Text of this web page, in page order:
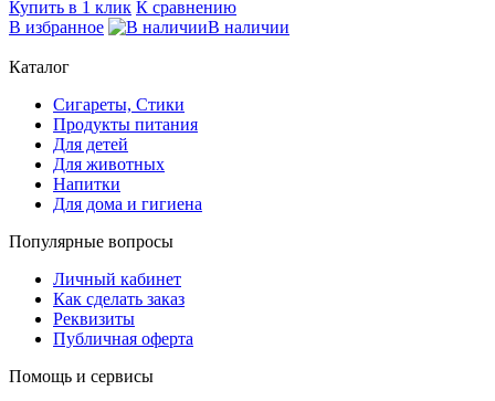
Купить в 1 клик К сравнению
В избранное
В наличии
Каталог
Сигареты, Стики
Продукты питания
Для детей
Для животных
Напитки
Для дома и гигиена
Популярные вопросы
Личный кабинет
Как сделать заказ
Реквизиты
Публичная оферта
Помощь и сервисы